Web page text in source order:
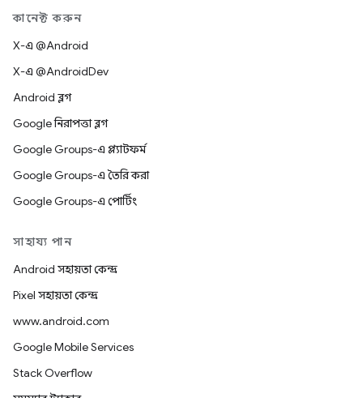
কানেক্ট করুন
X-এ @Android
X-এ @AndroidDev
Android ব্লগ
Google নিরাপত্তা ব্লগ
Google Groups-এ প্ল্যাটফর্ম
Google Groups-এ তৈরি করা
Google Groups-এ পোর্টিং
সাহায্য পান
Android সহায়তা কেন্দ্র
Pixel সহায়তা কেন্দ্র
www.android.com
Google Mobile Services
Stack Overflow